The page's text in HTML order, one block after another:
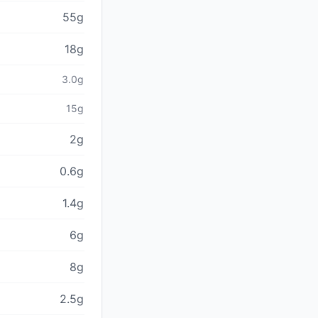
55g
18g
3.0g
15g
2g
0.6g
1.4g
6g
8g
2.5g